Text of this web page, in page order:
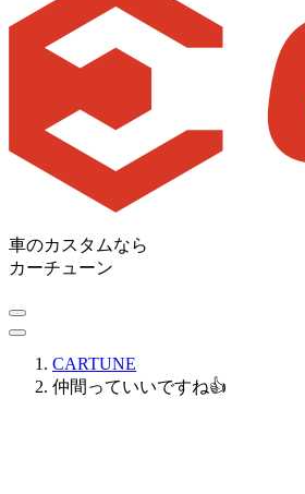
車のカスタムなら
カーチューン
CARTUNE
仲間っていいですね👍